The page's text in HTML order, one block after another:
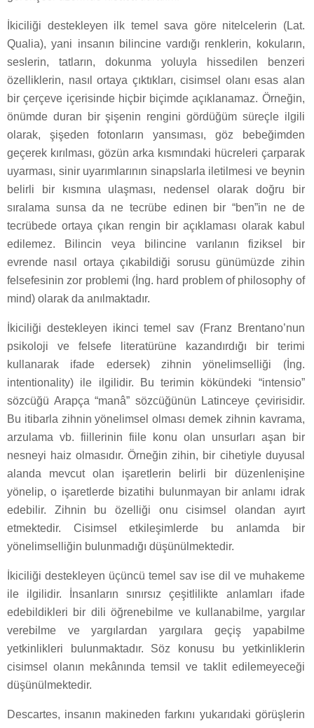
İkiciliği destekleyen ilk temel sava göre nitelcelerin (Lat.
Qualia), yani insanın bilincine vardığı renklerin, kokuların,
seslerin, tatların, dokunma yoluyla hissedilen benzeri
özelliklerin, nasıl ortaya çıktıkları, cisimsel olanı esas alan
bir çerçeve içerisinde hiçbir biçimde açıklanamaz. Örneğin,
önümde duran bir şişenin rengini gördüğüm süreçle ilgili
olarak, şişeden fotonların yansıması, göz bebeğimden
geçerek kırılması, gözün arka kısmındaki hücreleri çarparak
uyarması, sinir uyarımlarının sinapslarla iletilmesi ve beynin
belirli bir kısmına ulaşması, nedensel olarak doğru bir
sıralama sunsa da ne tecrübe edinen bir “ben”in ne de
tecrübede ortaya çıkan rengin bir açıklaması olarak kabul
edilemez. Bilincin veya bilincine varılanın fiziksel bir
evrende nasıl ortaya çıkabildiği sorusu günümüzde zihin
felsefesinin zor problemi (İng. hard problem of philosophy of
mind) olarak da anılmaktadır.
İkiciliği destekleyen ikinci temel sav (Franz Brentano’nun
psikoloji ve felsefe literatürüne kazandırdığı bir terimi
kullanarak ifade edersek) zihnin yönelimselliği (İng.
intentionality) ile ilgilidir. Bu terimin kökündeki “intensio”
sözcüğü Arapça “manâ” sözcüğünün Latinceye çevirisidir.
Bu itibarla zihnin yönelimsel olması demek zihnin kavrama,
arzulama vb. fiillerinin fiile konu olan unsurları aşan bir
nesneyi haiz olmasıdır. Örneğin zihin, bir cihetiyle duyusal
alanda mevcut olan işaretlerin belirli bir düzenlenişine
yönelip, o işaretlerde bizatihi bulunmayan bir anlamı idrak
edebilir. Zihnin bu özelliği onu cisimsel olandan ayırt
etmektedir. Cisimsel etkileşimlerde bu anlamda bir
yönelimselliğin bulunmadığı düşünülmektedir.
İkiciliği destekleyen üçüncü temel sav ise dil ve muhakeme
ile ilgilidir. İnsanların sınırsız çeşitlilikte anlamları ifade
edebildikleri bir dili öğrenebilme ve kullanabilme, yargılar
verebilme ve yargılardan yargılara geçiş yapabilme
yetkinlikleri bulunmaktadır. Söz konusu bu yetkinliklerin
cisimsel olanın mekânında temsil ve taklit edilemeyeceği
düşünülmektedir.
Descartes, insanın makineden farkını yukarıdaki görüşlerin